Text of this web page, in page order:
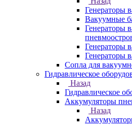
Генераторы
Вакуумные
Генераторы
Генераторы
Генераторы
Сопла для
Гидравлическое
Назад
Гидравлическое
Аккумуляторы
Назад